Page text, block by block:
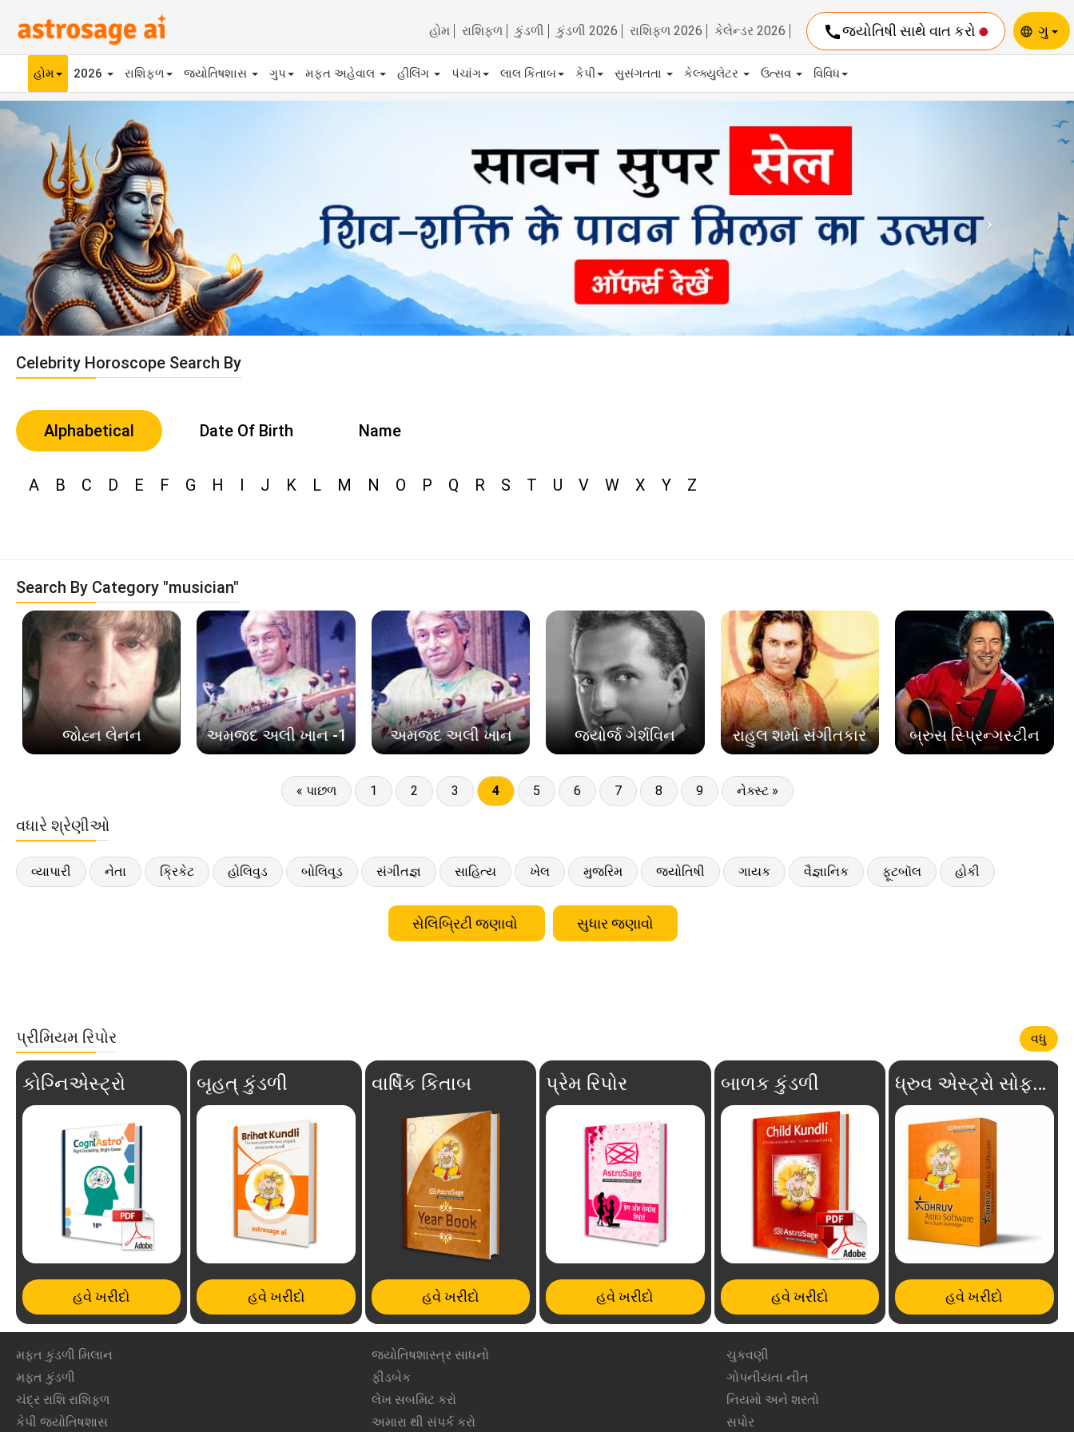
હોમ રાશિફળ કુંડળી કુંડળી 2026 રાશિફળ 2026 કેલેન્ડર 2026 callજ્યોતિષી સાથે વાત કરો language ગુ
હોમ 2026 રાશિફળ જ્યોતિષશાસ ગુપ મફ્ત અહેવાલ હીલિંગ પંચાંગ લાલ કિતાબ કેપી સુસંગતતા કેલ્ક્યુલેટર ઉત્સવ વિવિધ
Previous
Celebrity Horoscope Search By
Alphabetical Date Of Birth Name
A B C D E F G H I J K L M N O P Q R S T U V W X Y Z
Search By Category "musician"
જોહ્ન લેનન અમજદ અલી ખાન -1 અમજદ અલી ખાન જ્યોર્જ ગેર્શવિન રાહુલ શર્મા સંગીતકાર બ્રુસ સ્પ્રિન્ગસ્ટીન
« પાછળ 1 2 3 4 5 6 7 8 9 નેક્સ્ટ »
વધારે શ્રેણીઓ
વ્યાપારી નેતા ક્રિકેટ હોલિવુડ બોલિવૂડ સંગીતજ્ઞ સાહિત્ય ખેલ મુજરિમ જ્યોતિષી ગાયક વૈજ્ઞાનિક ફૂટબૉલ હોકી
સેલિબ્રિટી જણાવો સુધાર જણાવો
પ્રીમિયમ રિપોર વધુ
કોગ્નિએસ્ટ્રો
હવે ખરીદો
બૃહત્ કુંડળી
હવે ખરીદો
વાર્ષિક કિતાબ
હવે ખરીદો
પ્રેમ રિપોર
હવે ખરીદો
બાળક કુંડળી
હવે ખરીદો
ધ્રુવ એસ્ટ્રો સોફ્ટવેર
હવે ખરીદો
મફ્ત કુંડળી મિલાન
મફ્ત કુંડળી
ચંદ્ર રાશિ રાશિફળ
કેપી જ્યોતિષશાસ
જ્યોતિષશાસ્ત્ર સાધનો
ફીડબેક
લેખ સબમિટ કરો
અમારા થી સંપર્ક કરો
ચુકવણી
ગોપનીયતા નીત
નિયમો અને શરતો
સપોર